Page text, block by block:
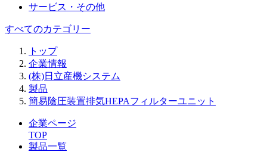
サービス・その他
すべてのカテゴリー
トップ
企業情報
(株)日立産機システム
製品
簡易陰圧装置排気HEPAフィルターユニット
企業ページ
TOP
製品一覧